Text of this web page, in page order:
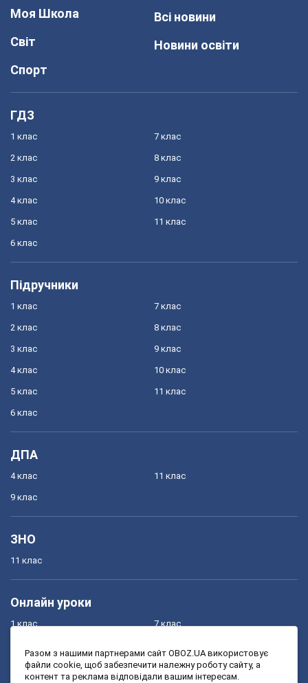
Моя Школа
Світ
Спорт
Всі новини
Новини освіти
ГДЗ
1 клас
2 клас
3 клас
4 клас
5 клас
6 клас
7 клас
8 клас
9 клас
10 клас
11 клас
Підручники
1 клас
2 клас
3 клас
4 клас
5 клас
6 клас
7 клас
8 клас
9 клас
10 клас
11 клас
ДПА
4 клас
9 клас
11 клас
ЗНО
11 клас
Онлайн уроки
1 клас
3 клас
7 клас
9 клас
Разом з нашими партнерами сайт OBOZ.UA використовує
файли cookie, щоб забезпечити належну роботу сайту, а
контент та реклама відповідали вашим інтересам.